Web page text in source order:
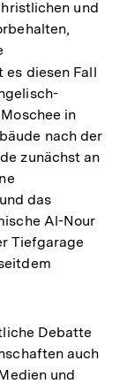
und
es diesen Fall
in
nach der
zunächst an
das
Al-Nour
Tiefgarage
Debatte
auch
und